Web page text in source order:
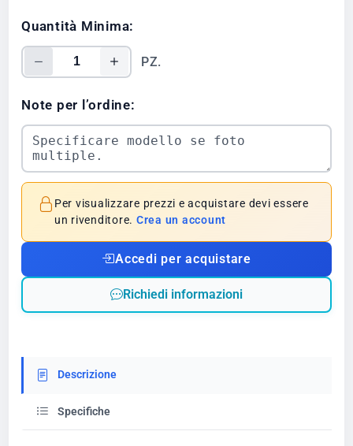
Quantità Minima:
PZ.
Note per l’ordine:
Per visualizzare prezzi e acquistare devi essere
un rivenditore. Crea un account
Accedi per acquistare
Richiedi informazioni
Descrizione
Specifiche